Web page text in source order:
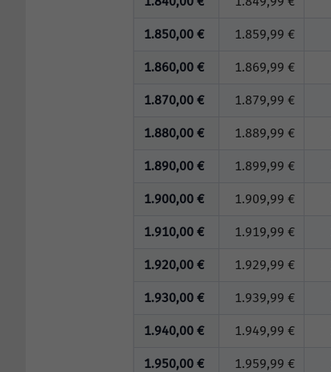
1.850,00 € 1.859,99 €
1.860,00 € 1.869,99 €
1.870,00 € 1.879,99 €
1.880,00 € 1.889,99 €
1.890,00 € 1.899,99 €
1.900,00 € 1.909,99 €
1.910,00 € 1.919,99 €
1.920,00 € 1.929,99 €
1.930,00 € 1.939,99 €
1.940,00 € 1.949,99 €
1.950,00 € 1.959,99 €